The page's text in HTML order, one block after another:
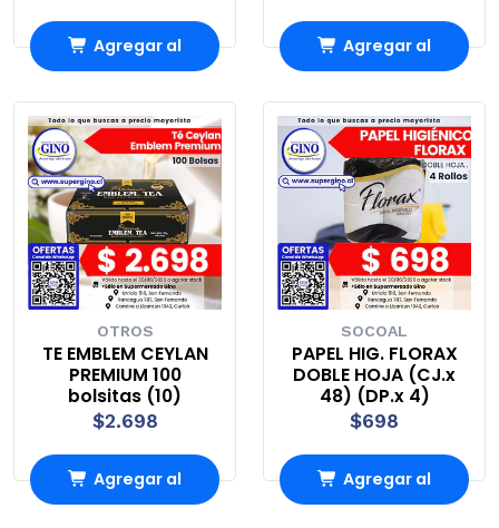
Agregar al Agregar al
OTROS
TE EMBLEM CEYLAN
PREMIUM 100
bolsitas (10)
$2.698
Agregar al
SOCOAL
PAPEL HIG. FLORAX
DOBLE HOJA (CJ.x
48) (DP.x 4)
$698
Agregar al